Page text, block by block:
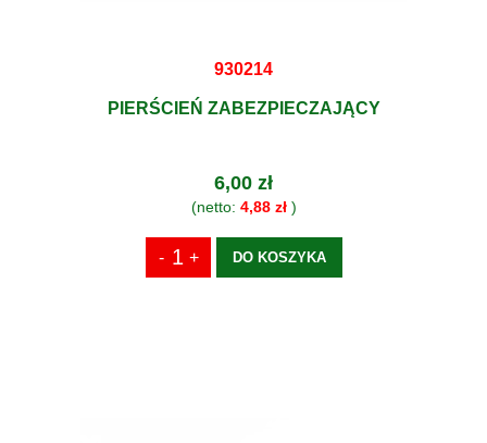
930214
PIERŚCIEŃ ZABEZPIECZAJĄCY
6,00 zł
(netto: 4,88 zł)
DO KOSZYKA